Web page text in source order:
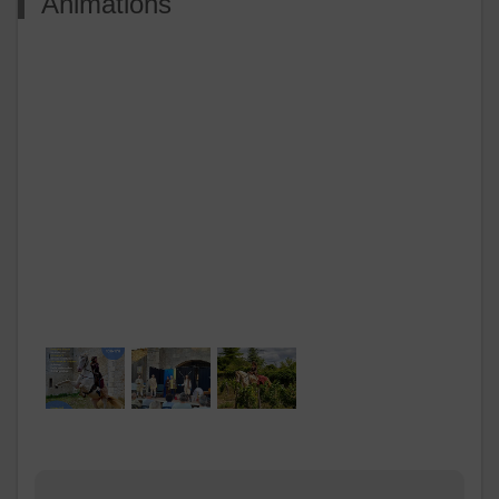
L’association des Amis du Château de Druyes réalise
château et stopper le processus de dégradation des
ruines. Avec l’aide du propriétaire, la herse fut restaurée,
les charpentes et escaliers de la tour-portail du Château